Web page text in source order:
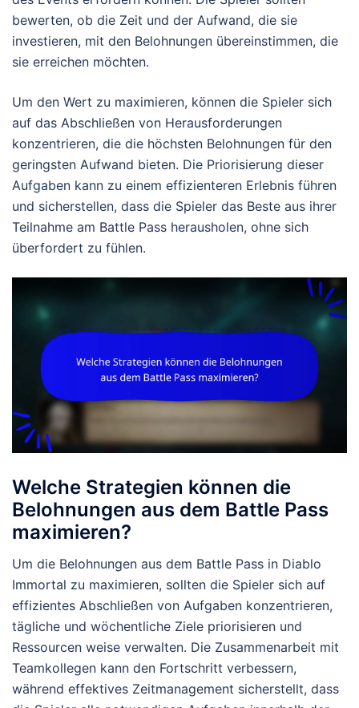
bewerten, ob die Zeit und der Aufwand, die sie
investieren, mit den Belohnungen übereinstimmen, die
sie erreichen möchten.
Um den Wert zu maximieren, können die Spieler sich
auf das Abschließen von Herausforderungen
konzentrieren, die die höchsten Belohnungen für den
geringsten Aufwand bieten. Die Priorisierung dieser
Aufgaben kann zu einem effizienteren Erlebnis führen
und sicherstellen, dass die Spieler das Beste aus ihrer
Teilnahme am Battle Pass herausholen, ohne sich
überfordert zu fühlen.
Welche Strategien können die
Belohnungen aus dem Battle Pass
maximieren?
Um die Belohnungen aus dem Battle Pass in Diablo
Immortal zu maximieren, sollten die Spieler sich auf
effizientes Abschließen von Aufgaben konzentrieren,
tägliche und wöchentliche Ziele priorisieren und
Ressourcen weise verwalten. Die Zusammenarbeit mit
Teamkollegen kann den Fortschritt verbessern,
während effektives Zeitmanagement sicherstellt, dass